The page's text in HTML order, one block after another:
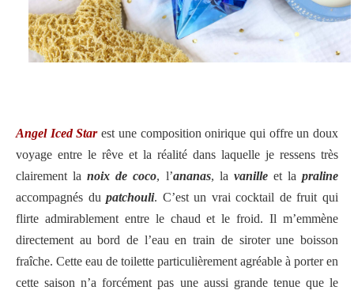
Angel Iced Starest une composition onirique qui offre un doux
voyage entre le rêve et la réalité dans laquelle je ressens très
clairement lanoix de coco, l’ananas, la vanilleet lapraline
accompagnés dupatchouli. C’est un vrai cocktail de fruit qui
flirte admirablement entre le chaud et le froid. Il m’emmène
directement au bord de l’eau en train de siroter une boisson
fraîche. Cette eau de toilette particulièrement agréable à porter en
cette saison n’a forcément pas une aussi grande tenue que le